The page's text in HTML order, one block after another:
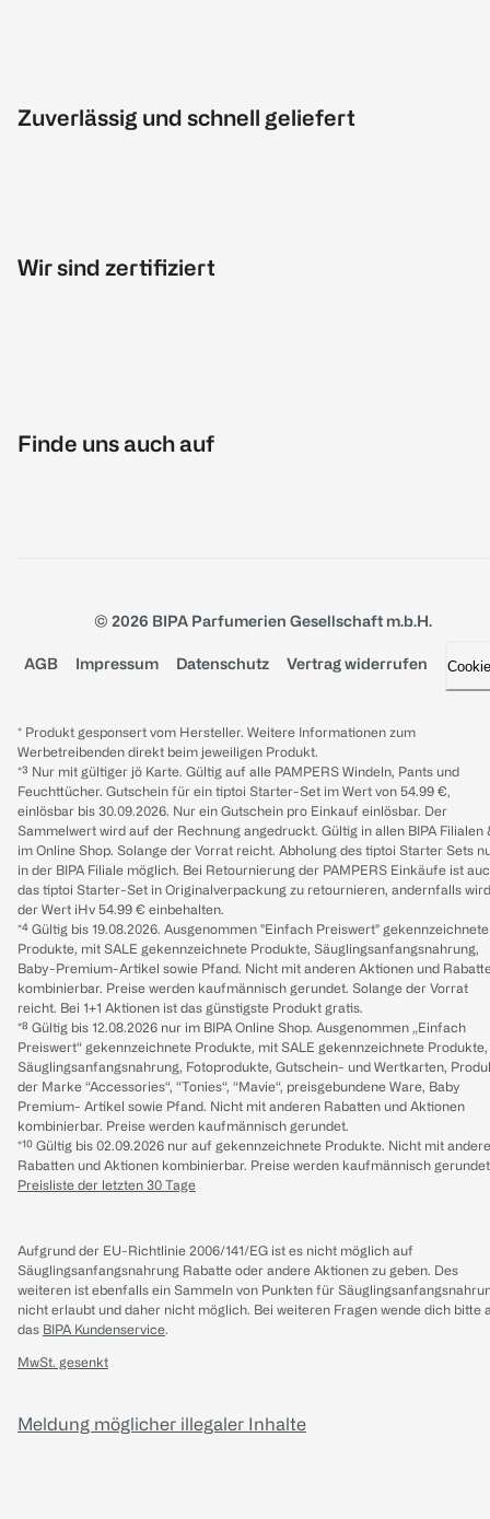
Zuverlässig und schnell geliefert
Wir sind zertifiziert
Finde uns auch auf
© 2026 BIPA Parfumerien Gesellschaft m.b.H.
AGB Impressum Datenschutz Vertrag widerrufen
* Produkt gesponsert vom Hersteller. Weitere Informationen zum
Werbetreibenden direkt beim jeweiligen Produkt.
*³ Nur mit gültiger jö Karte. Gültig auf alle PAMPERS Windeln, Pants und
Feuchttücher. Gutschein für ein tiptoi Starter-Set im Wert von 54.99 €,
einlösbar bis 30.09.2026. Nur ein Gutschein pro Einkauf einlösbar. Der
Sammelwert wird auf der Rechnung angedruckt. Gültig in allen BIPA Filialen
im Online Shop. Solange der Vorrat reicht. Abholung des tiptoi Starter Sets
in der BIPA Filiale möglich. Bei Retournierung der PAMPERS Einkäufe ist
das tiptoi Starter-Set in Originalverpackung zu retournieren, andernfalls wird
der Wert iHv 54.99 € einbehalten.
*⁴ Gültig bis 19.08.2026. Ausgenommen "Einfach Preiswert" gekennzeichnete
Produkte, mit SALE gekennzeichnete Produkte, Säuglingsanfangsnahrung,
Baby-Premium-Artikel sowie Pfand. Nicht mit anderen Aktionen und
kombinierbar. Preise werden kaufmännisch gerundet. Solange der Vorrat
reicht. Bei 1+1 Aktionen ist das günstigste Produkt gratis.
*⁸ Gültig bis 12.08.2026 nur im BIPA Online Shop. Ausgenommen „Einfach
Preiswert“ gekennzeichnete Produkte, mit SALE gekennzeichnete Produkte,
Säuglingsanfangsnahrung, Fotoprodukte, Gutschein- und Wertkarten,
der Marke “Accessories“, “Tonies“, “Mavie“, preisgebundene Ware, Baby
Premium- Artikel sowie Pfand. Nicht mit anderen Rabatten und Aktionen
kombinierbar. Preise werden kaufmännisch gerundet.
*¹⁰ Gültig bis 02.09.2026 nur auf gekennzeichnete Produkte. Nicht mit
Rabatten und Aktionen kombinierbar. Preise werden kaufmännisch
Preisliste der letzten 30 Tage
Aufgrund der EU-Richtlinie 2006/141/EG ist es nicht möglich auf
Säuglingsanfangsnahrung Rabatte oder andere Aktionen zu geben. Des
weiteren ist ebenfalls ein Sammeln von Punkten für
nicht erlaubt und daher nicht möglich. Bei weiteren Fragen wende dich bitte
das BIPA Kundenservice.
MwSt. gesenkt
Meldung möglicher illegaler Inhalte